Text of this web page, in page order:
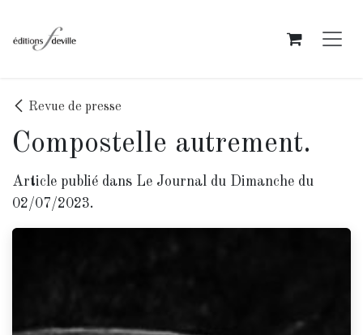
Revue de presse
Compostelle autrement.
Article publié dans Le Journal du Dimanche du
02/07/2023.